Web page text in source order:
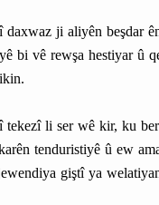
daxwaz ji aliyên beşdar
bi vê rewşa hestiyar û
tekezî li ser wê kir, ku
tenduristiyê û ew
giştî ya